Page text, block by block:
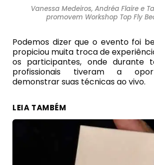
Vanessa Medeiros, Andréa Flaire e
promovem Workshop Top Fly
Podemos dizer que o evento foi
propiciou muita troca de
os participantes, onde durante
profissionais tiveram a
demonstrar suas técnicas ao vivo.
LEIA TAMBÉM